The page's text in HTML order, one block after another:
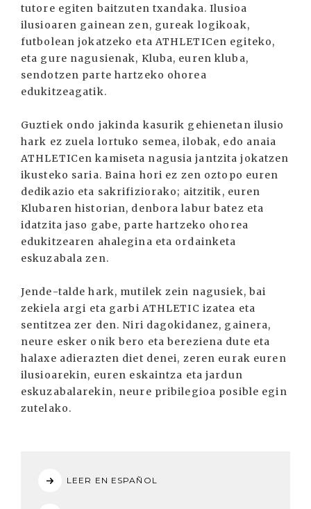
tutore egiten baitzuten txandaka. Ilusioa
ilusioaren gainean zen, gureak logikoak,
futbolean jokatzeko eta ATHLETICen egiteko,
eta gure nagusienak, Kluba, euren kluba,
sendotzen parte hartzeko ohorea
edukitzeagatik.
Guztiek ondo jakinda kasurik gehienetan ilusio
hark ez zuela lortuko semea, ilobak, edo anaia
ATHLETICen kamiseta nagusia jantzita jokatzen
ikusteko saria. Baina hori ez zen oztopo euren
dedikazio eta sakrifiziorako; aitzitik, euren
Klubaren historian, denbora labur batez eta
idatzita jaso gabe, parte hartzeko ohorea
edukitzearen ahalegina eta ordainketa
eskuzabala zen.
Jende-talde hark, mutilek zein nagusiek, bai
zekiela argi eta garbi ATHLETIC izatea eta
sentitzea zer den. Niri dagokidanez, gainera,
neure esker onik bero eta bereziena dute eta
halaxe adierazten diet denei, zeren eurak euren
ilusioarekin, euren eskaintza eta jardun
eskuzabalarekin, neure pribilegioa posible egin
zutelako.
LEER EN ESPAÑOL